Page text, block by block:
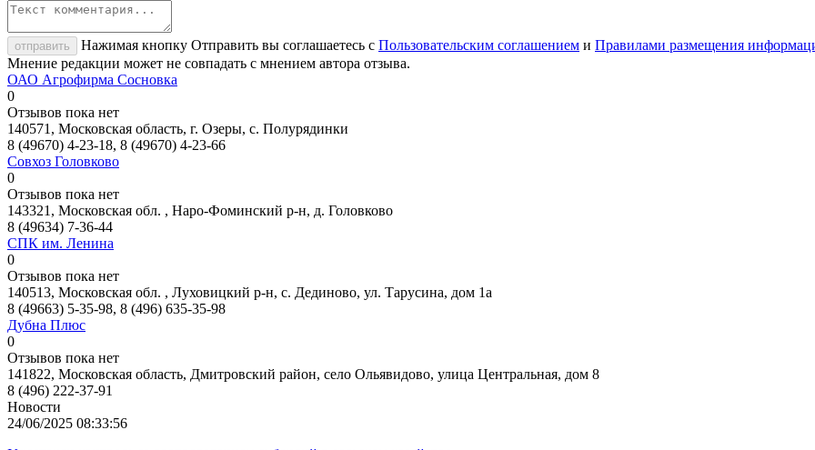
отправить Нажимая кнопку Отправить вы соглашаетесь с Пользовательским соглашением и Правилами размещения
Мнение редакции может не совпадать с мнением автора отзыва.
ОАО Агрофирма Сосновка
0
Отзывов пока нет
140571, Московская область, г. Озеры, с. Полурядинки
8 (49670) 4-23-18, 8 (49670) 4-23-66
Совхоз Головково
0
Отзывов пока нет
143321, Московская обл. , Наро-Фоминский р-н, д. Головково
8 (49634) 7-36-44
СПК им. Ленина
0
Отзывов пока нет
140513, Московская обл. , Луховицкий р-н, с. Дединово, ул. Тарусина, дом 1а
8 (49663) 5-35-98, 8 (496) 635-35-98
Дубна Плюс
0
Отзывов пока нет
141822, Московская область, Дмитровский район, село Ольявидово, улица Центральная, дом 8
8 (496) 222-37-91
Новости
24/06/2025 08:33:56